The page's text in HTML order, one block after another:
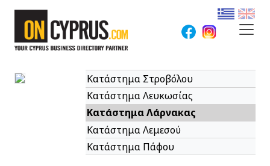
Κατάστημα Στροβόλου
Κατάστημα Λευκωσίας
Κατάστημα Λάρνακας
Κατάστημα Λεμεσού
Κατάστημα Πάφου